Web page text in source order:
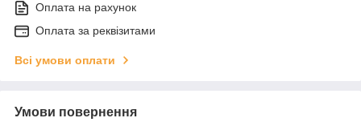
Оплата на рахунок
Оплата за реквізитами
Всі умови оплати
Умови повернення